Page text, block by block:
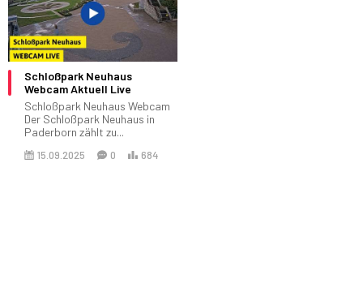
Schloßpark Neuhaus
Webcam Aktuell Live
Schloßpark Neuhaus Webcam
Der Schloßpark Neuhaus in
Paderborn zählt zu...
15.09.2025 0 684